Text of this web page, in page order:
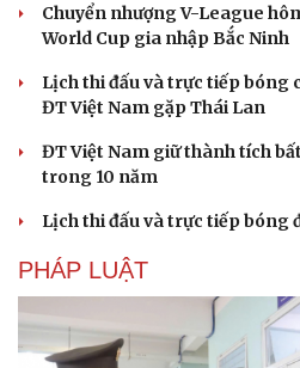
Chuyển nhượng V-League
World Cup gia nhập Bắc Ninh
Lịch thi đấu và trực tiếp bóng
ĐT Việt Nam gặp Thái Lan
ĐT Việt Nam giữ thành tích
trong 10 năm
Lịch thi đấu và trực tiếp bóng
PHÁP LUẬT